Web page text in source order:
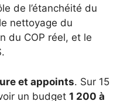
de l’étanchéité du
nettoyage du
du COP réel, et le
et appoints. Sur 15
un budget 1 200 à